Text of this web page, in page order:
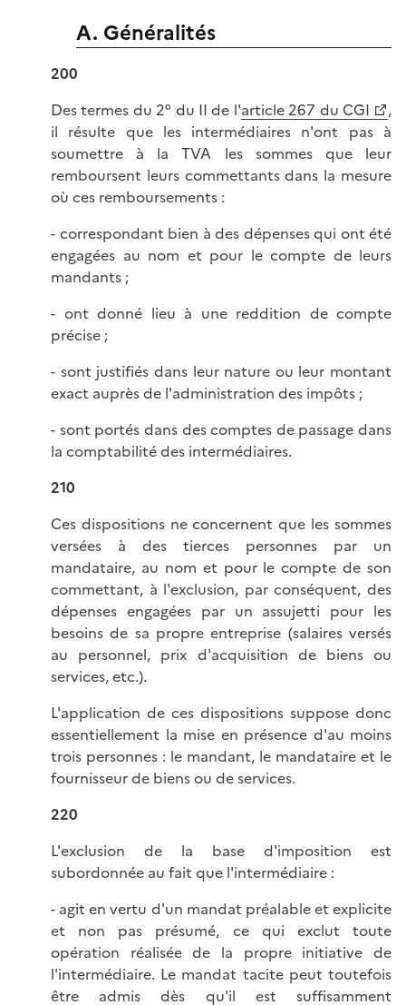
A. Généralités
200
Des termes du 2° du II de l'article 267 du CGI
,
il résulte que les intermédiaires n'ont pas à
soumettre à la TVA les sommes que leur
remboursent leurs commettants dans la mesure
où ces remboursements :
- correspondant bien à des dépenses qui ont été
engagées au nom et pour le compte de leurs
mandants ;
- ont donné lieu à une reddition de compte
précise ;
- sont justifiés dans leur nature ou leur montant
exact auprès de l'administration des impôts ;
- sont portés dans des comptes de passage dans
la comptabilité des intermédiaires.
210
Ces dispositions ne concernent que les sommes
versées à des tierces personnes par un
mandataire, au nom et pour le compte de son
commettant, à l'exclusion, par conséquent, des
dépenses engagées par un assujetti pour les
besoins de sa propre entreprise (salaires versés
au personnel, prix d'acquisition de biens ou
services, etc.).
L'application de ces dispositions suppose donc
essentiellement la mise en présence d'au moins
trois personnes : le mandant, le mandataire et le
fournisseur de biens ou de services.
220
L'exclusion de la base d'imposition est
subordonnée au fait que l'intermédiaire :
- agit en vertu d'un mandat préalable et explicite
et non pas présumé, ce qui exclut toute
opération réalisée de la propre initiative de
l'intermédiaire. Le mandat tacite peut toutefois
être admis dès qu'il est suffisamment